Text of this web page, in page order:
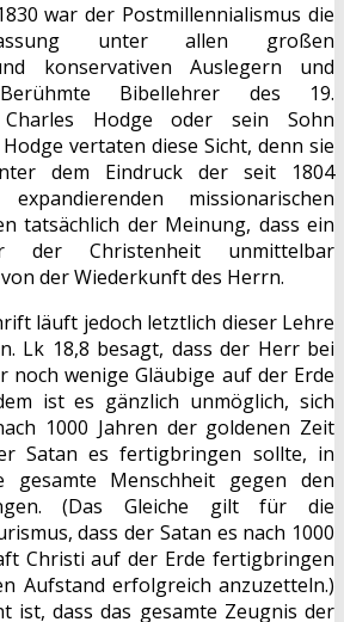
war der Postmillennialismus die
unter allen großen
konservativen Auslegern und
Berühmte Bibellehrer des 19.
Hodge oder sein Sohn
vertaten diese Sicht, denn sie
dem Eindruck der seit 1804
missionarischen
tatsächlich der Meinung, dass ein
der Christenheit unmittelbar
der Wiederkunft des Herrn.
läuft jedoch letztlich dieser Lehre
Lk 18,8 besagt, dass der Herr bei
noch wenige Gläubige auf der Erde
ist es gänzlich unmöglich, sich
1000 Jahren der goldenen Zeit
Satan es fertigbringen sollte, in
gesamte Menschheit gegen den
(Das Gleiche gilt für die
dass der Satan es nach 1000
Christi auf der Erde fertigbringen
Aufstand erfolgreich anzuzetteln.)
ist, dass das gesamte Zeugnis der